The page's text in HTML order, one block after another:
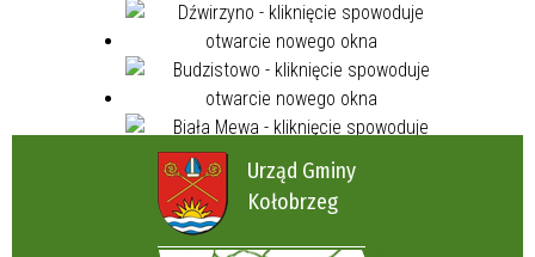
Urząd Gminy
Kołobrzeg